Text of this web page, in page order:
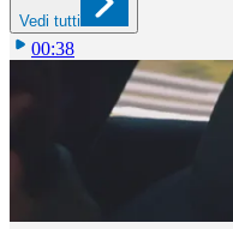
Vedi tutti
00:38